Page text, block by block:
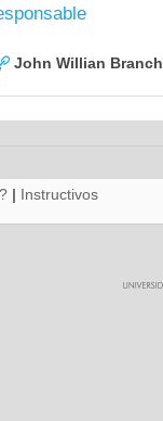
John Willian
| Instructivos